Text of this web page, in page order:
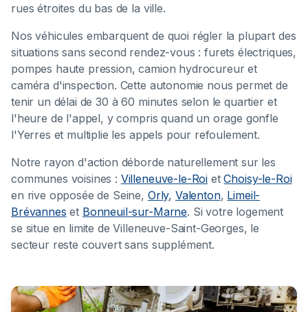
rues étroites du bas de la ville.
Nos véhicules embarquent de quoi régler la plupart des
situations sans second rendez-vous : furets électriques,
pompes haute pression, camion hydrocureur et
caméra d'inspection. Cette autonomie nous permet de
tenir un délai de 30 à 60 minutes selon le quartier et
l'heure de l'appel, y compris quand un orage gonfle
l'Yerres et multiplie les appels pour refoulement.
Notre rayon d'action déborde naturellement sur les
communes voisines : Villeneuve-le-Roi etChoisy-le-Roi
en rive opposée de Seine, Orly, Valenton, Limeil-
Brévannes et Bonneuil-sur-Marne. Si votre logement
se situe en limite de Villeneuve-Saint-Georges, le
secteur reste couvert sans supplément.